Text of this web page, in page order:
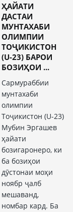
ҲАЙАТИ
ДАСТАИ
МУНТАХАБИ
ОЛИМПИИ
ТОҶИКИСТОН
(U-23) БАРОИ
БОЗИҲОИ ...
Сармураббии
мунтахаби
олимпии
Тоҷикистон (U-23)
Мубин Эргашев
ҳайати
бозигаронеро, ки
ба бозиҳои
дӯстонаи моҳи
ноябр ҷалб
мешаванд,
номбар кард. Ба